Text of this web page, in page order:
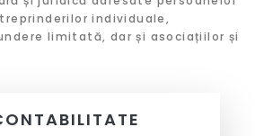
individuale,
limitată, dar și asociațiilor și